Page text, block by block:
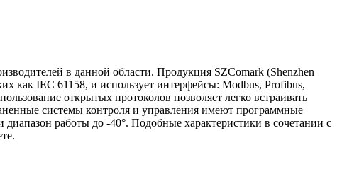
в данной области. Продукция SZComark (Shenzhen
как IEC 61158, и использует интерфейсы: Modbus, Profibus,
открытых протоколов позволяет легко встраивать
системы контроля и управления имеют программные
работы до -40°. Подобные характеристики в сочетании с